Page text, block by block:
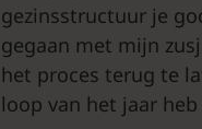
gezinsstructuur je
gegaan met mijn
het proces terug te
loop van het jaar heb